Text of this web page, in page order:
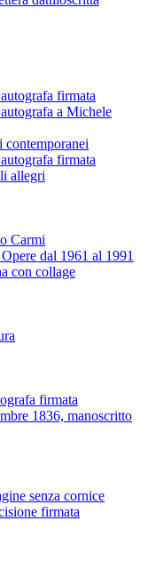
firmata
a Michele
firmata
allegri
Carmi
dal 1961 al 1991
con collage
firmata
1836, manoscritto
senza cornice
firmata